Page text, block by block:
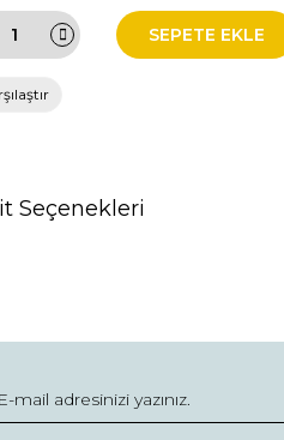
SEPETE EKLE
Seçenekleri